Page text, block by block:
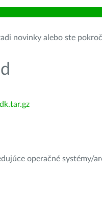
novinky alebo ste
operačné systémy/